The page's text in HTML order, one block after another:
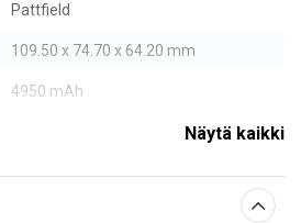
Pattfield
109.50 x 74.70 x 64.20 mm
4950 mAh
Näytä kaikki